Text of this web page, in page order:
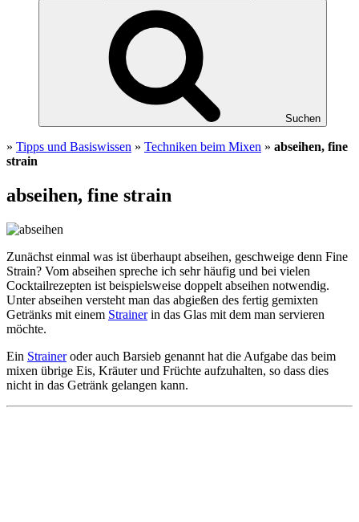
Suchen
» Tipps und Basiswissen » Techniken beim Mixen » abseihen, fine
strain
abseihen, fine strain
Zunächst einmal was ist überhaupt abseihen, geschweige denn Fine
Strain? Vom abseihen spreche ich sehr häufig und bei vielen
Cocktailrezepten ist beispielsweise doppelt abseihen notwendig.
Unter abseihen versteht man das abgießen des fertig gemixten
Getränks mit einem Strainerin das Glas mit dem man servieren
möchte.
Ein Straineroder auch Barsieb genannt hat die Aufgabe das beim
mixen übrige Eis, Kräuter und Früchte aufzuhalten, so dass dies
nicht in das Getränk gelangen kann.